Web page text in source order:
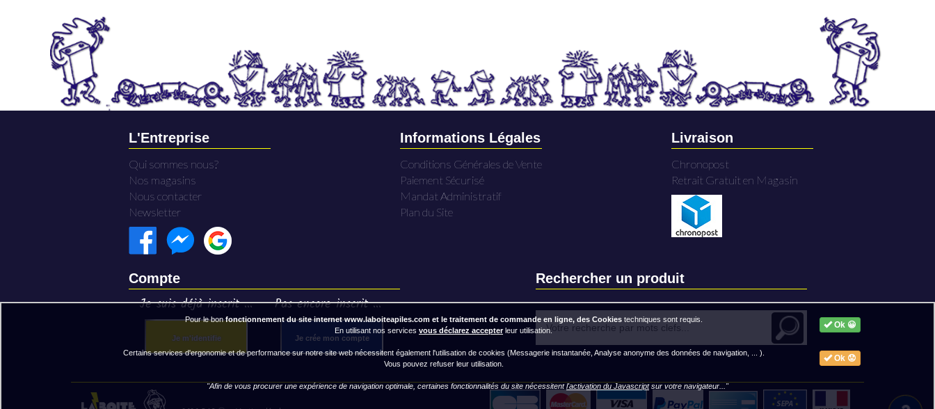
L'Entreprise
Qui sommes nous?
Nos magasins
Nous contacter
Newsletter
Informations Légales
Conditions Générales de Vente
Paiement Sécurisé
Mandat Administratif
Plan du Site
Livraison
Chronopost
Retrait Gratuit en Magasin
Compte
Je suis déjà inscrit ...
Je m'identifie
Pas encore inscrit ...
Je crée mon compte
Rechercher un produit
Ok 😀
Pour le bonfonctionnement du site internet www.laboiteapiles.com et le traitement de commande en ligne, des Cookiestechniques sont requis.
En utilisant nos services vous déclarez accepterleur utilisation.
Ok 😟
Certains services d'ergonomie et de performance sur notre site web nécessitent également l'utilisation de cookies (Messagerie instantanée, Analyse anonyme des données de navigation, ... ).
Vous pouvez refuser leur utilisation.
"Afin de vous procurer une expérience de navigation optimale, certaines fonctionnalités du site nécessitentl'activation du Javascriptsur votre navigateur..."